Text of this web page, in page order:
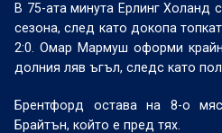
В 75-ата минута Ерлинг Холанд
сезона, след като докопа
2:0. Омар Мармуш оформи
долния ляв ъгъл, следс като
Брентфорд остава на 8-о
Брайтън, който е пред тях.